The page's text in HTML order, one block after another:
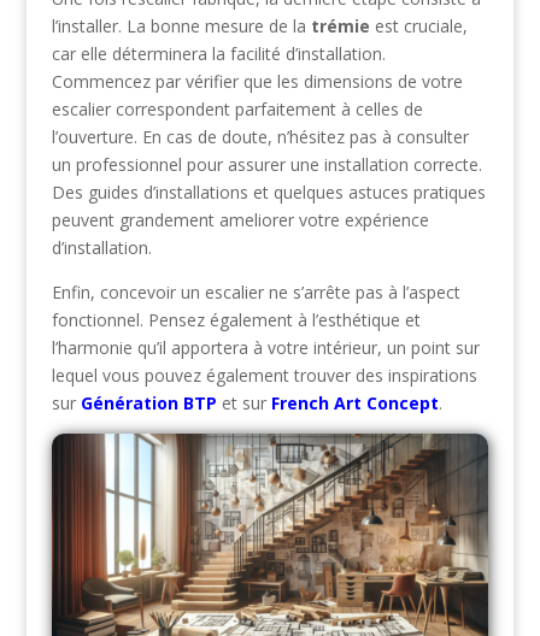
l’installer. La bonne mesure de la trémie est cruciale,
car elle déterminera la facilité d’installation.
Commencez par vérifier que les dimensions de votre
escalier correspondent parfaitement à celles de
l’ouverture. En cas de doute, n’hésitez pas à consulter
un professionnel pour assurer une installation correcte.
Des guides d’installations et quelques astuces pratiques
peuvent grandement ameliorer votre expérience
d’installation.
Enfin, concevoir un escalier ne s’arrête pas à l’aspect
fonctionnel. Pensez également à l’esthétique et
l’harmonie qu’il apportera à votre intérieur, un point sur
lequel vous pouvez également trouver des inspirations
sur Génération BTP et sur French Art Concept.